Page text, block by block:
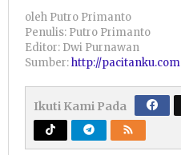
oleh Putro Primanto
Penulis: Putro Primanto
Editor: Dwi Purnawan
Sumber:http://pacitanku.com
Ikuti Kami Pada